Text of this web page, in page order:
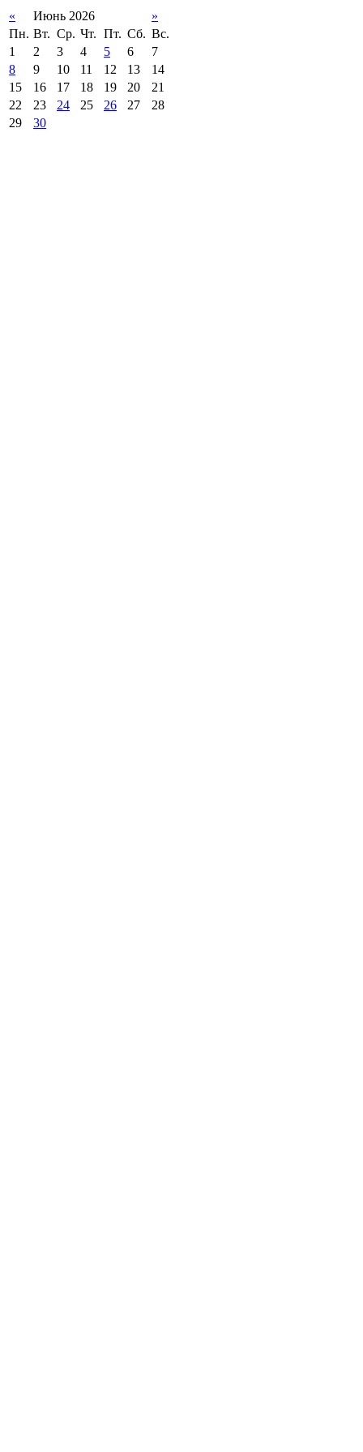
« Июнь 2026
»
Пн. Вт. Ср. Чт. Пт. Сб. Вс.
1
2 3 4 5 6
7
8
9 10 11 12 13
14
15
16 17 18 19 20
21
22
23 24 25 26 27
28
29
30